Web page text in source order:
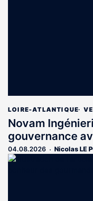
LOIRE-ATLANTIQUE
Novam
gouvernance
04.08.2026 Nicolas LE